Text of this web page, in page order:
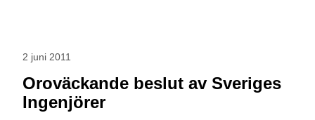
2 juni 2011
Oroväckande beslut av Sveriges
Ingenjörer